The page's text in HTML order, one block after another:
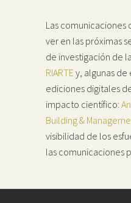
Las
ver en las próximas
de investigación de
RIARTE y, algunas
ediciones digitales
impacto científico:
Building &
visibilidad de los
las comunicaciones